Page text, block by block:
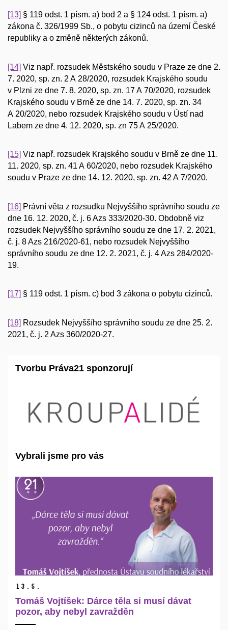
[13] § 119 odst. 1 písm. a) bod 2 a § 124 odst. 1 písm. a)
zákona č. 326/1999 Sb., o pobytu cizinců na území České
republiky a o změně některých zákonů.
[14] Viz např. rozsudek Městského soudu v Praze ze dne 2.
7. 2020, sp. zn. 2 A 28/2020, rozsudek Krajského soudu
v Plzni ze dne 7. 8. 2020, sp. zn. 17 A 70/2020, rozsudek
Krajského soudu v Brně ze dne 14. 7. 2020, sp. zn. 34
A 20/2020, nebo rozsudek Krajského soudu v Ústí nad
Labem ze dne 4. 12. 2020, sp. zn 75 A 25/2020.
[15] Viz např. rozsudek Krajského soudu v Brně ze dne 11.
11. 2020, sp. zn. 41 A 60/2020, nebo rozsudek Krajského
soudu v Praze ze dne 14. 12. 2020, sp. zn. 42 A 7/2020.
[16] Právní věta z rozsudku Nejvyššího správního soudu ze
dne 16. 12. 2020, č. j. 6 Azs 333/2020-30. Obdobně viz
rozsudek Nejvyššího správního soudu ze dne 17. 2. 2021,
č. j. 8 Azs 216/2020-61, nebo rozsudek Nejvyššího
správního soudu ze dne 12. 2. 2021, č. j. 4 Azs 284/2020-
19.
[17] § 119 odst. 1 písm. c) bod 3 zákona o pobytu cizinců.
[18] Rozsudek Nejvyššího správního soudu ze dne 25. 2.
2021, č. j. 2 Azs 360/2020-27.
Tvorbu Práva21 sponzorují
Vybrali jsme pro vás
13. 5.
Tomáš Vojtíšek: Dárce těla si musí dávat
pozor, aby nebyl zavražděn